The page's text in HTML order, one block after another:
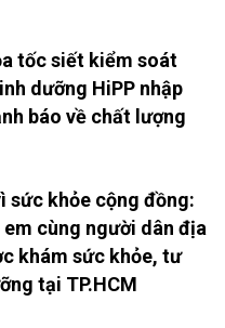
tốc siết kiểm soát
dưỡng HiPP nhập
báo về chất lượng
sức khỏe cộng đồng:
em cùng người dân địa
khám sức khỏe, tư
tại TP.HCM